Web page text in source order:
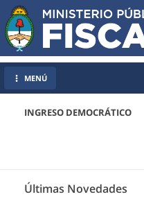
INGRESO DEMOCRÁTICO
Últimas Novedades
MENÚ